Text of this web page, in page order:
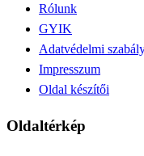
Rólunk
GYIK
Adatvédelmi
Impresszum
Oldal készítői
Oldaltérkép